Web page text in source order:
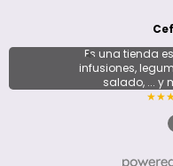
Es una tienda
infusiones,
salado, ... y